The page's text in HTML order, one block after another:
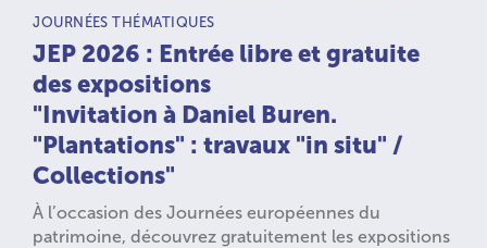
TYPE D’ACTIVITÉ :
JOURNÉES THÉMATIQUES
JEP 2026 : Entrée libre et gratuite
des expositions
"Invitation à Daniel Buren.
"Plantations" : travaux "in situ" /
Collections"
À l’occasion des Journées européennes du
patrimoine, découvrez gratuitement les expositions